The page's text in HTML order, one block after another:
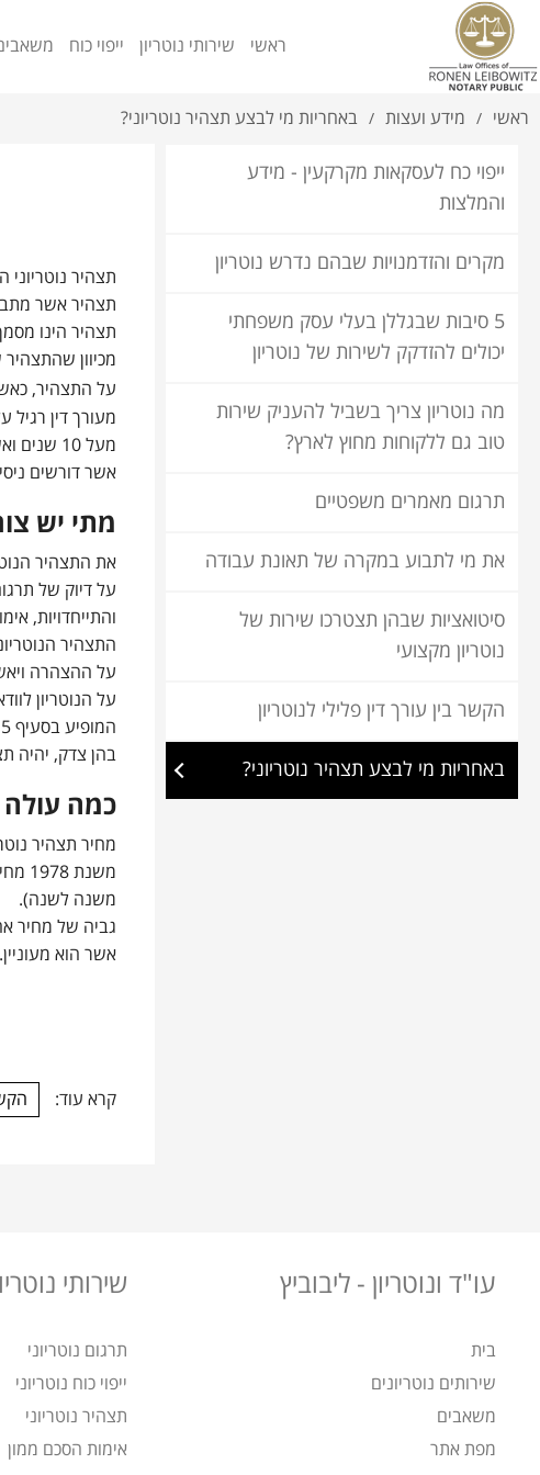
ראשי שירותי נוטריון ייפוי כוח
ראשי / מידע ועצות / באחריות מי לבצע תצהיר נוטריוני?
ייפוי כח לעסקאות מקרקעין - מידע
והמלצות
מקרים והזדמנויות שבהם נדרש נוטריון
5 סיבות שבגללן בעלי עסק משפחתי
יכולים להזדקק לשירות של נוטריון
מה נוטריון צריך בשביל להעניק שירות
טוב גם ללקוחות מחוץ לארץ?
תרגום מאמרים משפטיים
את מי לתבוע במקרה של תאונת עבודה
סיטואציות שבהן תצטרכו שירות של
נוטריון מקצועי
הקשר בין עורך דין פלילי לנוטריון
באחריות מי לבצע תצהיר נוטריוני?
תצהיר
תצהיר אשר
תצהיר הינו
מכיוון
על התצהיר,
מעורך דין רגיל
מעל 10
אשר דורשים
מתי יש
את התצהיר
על דיוק של
והתייחדויות,
התצהיר
על ההצהרה
על הנוטריון
בהן צדק, יהיה
כמה עולה
מחיר תצהיר
משנה לשנה).
גביה של מחיר
אשר הוא מעוניין.
קרא עוד:
עו"ד ונוטריון - ליבוביץ
בית
שירותים נוטריונים
משאבים
מפת אתר
שירותי
תרגום נוטריוני
ייפוי כוח נוטריוני
תצהיר נוטריוני
אימות הסכם ממון